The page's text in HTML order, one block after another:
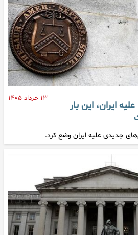
۱۳ خرداد ۱۴۰۵
ایران، این بار
جدیدی علیه ایران وضع کرد.